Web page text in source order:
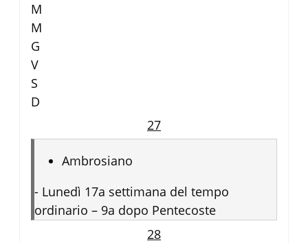
M
M
G
V
S
D
27
Ambrosiano
- Lunedì 17a settimana del tempo
ordinario – 9a dopo Pentecoste
28